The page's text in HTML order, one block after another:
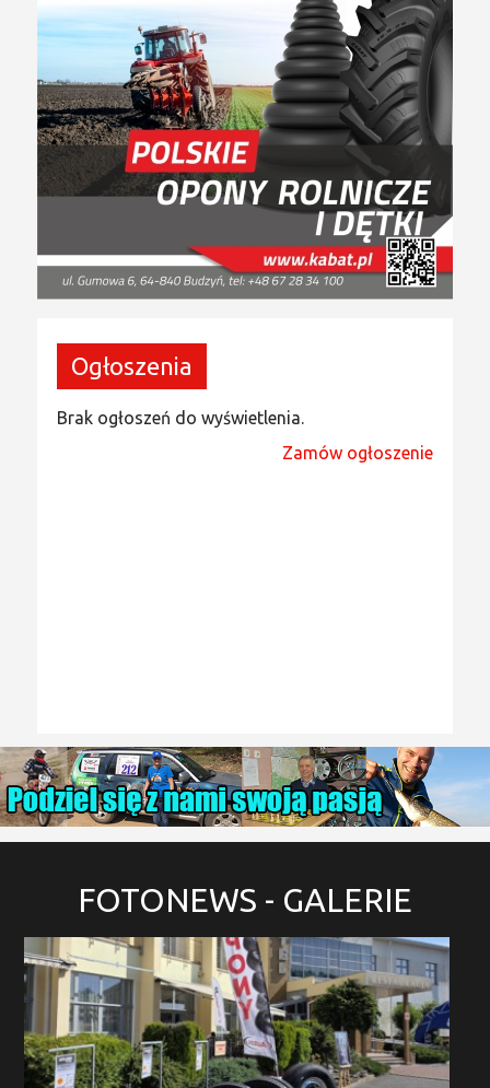
Ogłoszenia
Brak ogłoszeń do wyświetlenia.
Zamów ogłoszenie
FOTONEWS - GALERIE